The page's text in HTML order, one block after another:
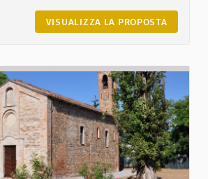
VISUALIZZA LA PROPOSTA